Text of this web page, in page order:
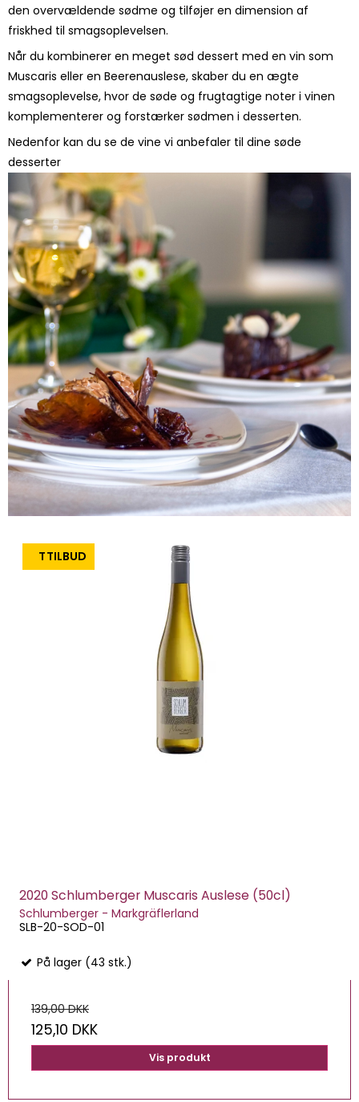
den overvældende sødme og tilføjer en dimension af
friskhed til smagsoplevelsen.
Når du kombinerer en meget sød dessert med en vin som
Muscaris eller en Beerenauslese, skaber du en ægte
smagsoplevelse, hvor de søde og frugtagtige noter i vinen
komplementerer og forstærker sødmen i desserten.
Nedenfor kan du se de vine vi anbefaler til dine søde
desserter
TILBUD
2020 Schlumberger Muscaris Auslese (50cl)
Schlumberger - Markgräflerland
SLB-20-SOD-01
På lager (43 stk.)
139,00 DKK
125,10 DKK
Vis produkt